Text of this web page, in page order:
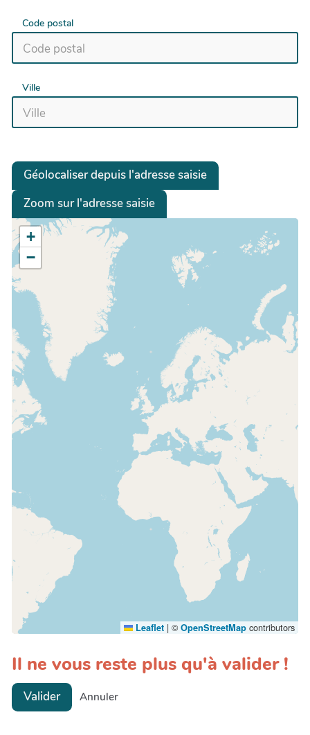
Code postal
Ville
Géolocaliser depuis l'adresse saisie
Zoom sur l'adresse saisie
+
−
Leaflet | © OpenStreetMap contributors
Il ne vous reste plus qu'à valider !
Valider Annuler